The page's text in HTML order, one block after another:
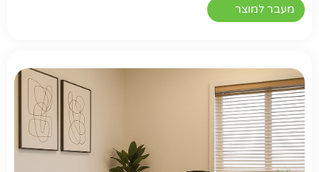
מעבר למוצר